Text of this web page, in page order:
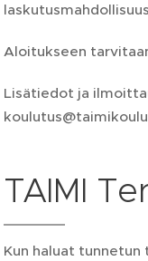
Aloitukseen
Lisätiedot ja
TAIMI
Kun haluat